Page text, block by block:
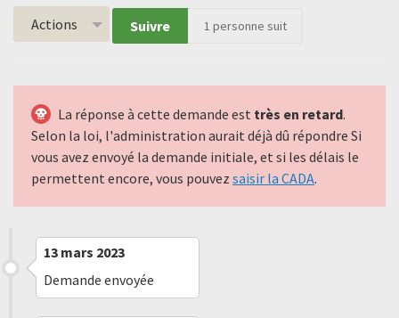
Actions Suivre 1 personne suit
La réponse à cette demande est très en retard.
Selon la loi, l'administration aurait déjà dû répondre Si
vous avez envoyé la demande initiale, et si les délais le
permettent encore, vous pouvez saisir la CADA.
13 mars 2023
Demande envoyée